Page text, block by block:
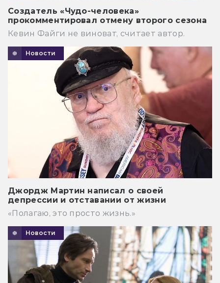
Создатель «Чудо-человека»
прокомментировал отмену второго сезона
Кевин Файги не виноват, считает автор.
Новости
Джордж Мартин написал о своей
депрессии и отставании от жизни
«Полагаю, это просто жизнь.»
Новости